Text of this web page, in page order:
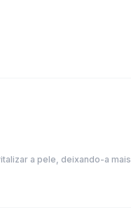
a pele, deixando-a